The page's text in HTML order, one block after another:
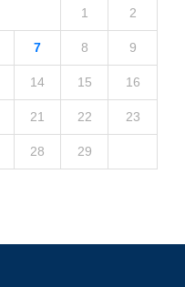
1 2
7 8 9
14 15 16
21 22 23
28
29